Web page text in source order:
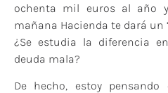
ochenta mil euros al año
mañana Hacienda te dará un
¿Se estudia la diferencia
deuda mala?
De hecho, estoy